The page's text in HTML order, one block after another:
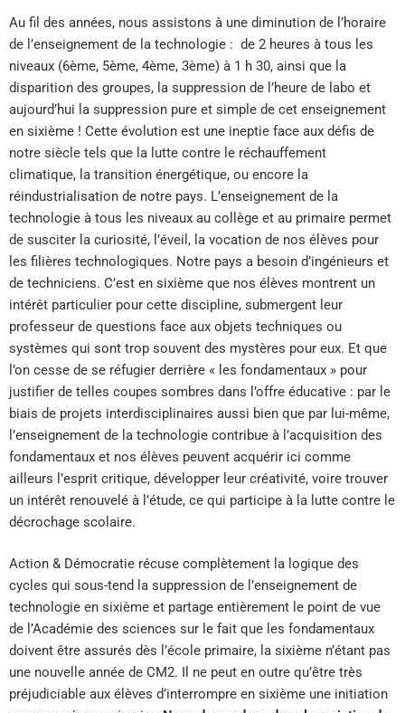
Au fil des années, nous assistons à une diminution de l’horaire
de l’enseignement de la technologie : de 2 heures à tous les
niveaux (6ème, 5ème, 4ème, 3ème) à 1 h 30, ainsi que la
disparition des groupes, la suppression de l’heure de labo et
aujourd’hui la suppression pure et simple de cet enseignement
en sixième ! Cette évolution est une ineptie face aux défis de
notre siècle tels que la lutte contre le réchauffement
climatique, la transition énergétique, ou encore la
réindustrialisation de notre pays. L’enseignement de la
technologie à tous les niveaux au collège et au primaire permet
de susciter la curiosité, l’éveil, la vocation de nos élèves pour
les filières technologiques. Notre pays a besoin d’ingénieurs et
de techniciens. C’est en sixième que nos élèves montrent un
intérêt particulier pour cette discipline, submergent leur
professeur de questions face aux objets techniques ou
systèmes qui sont trop souvent des mystères pour eux. Et que
l’on cesse de se réfugier derrière « les fondamentaux » pour
justifier de telles coupes sombres dans l’offre éducative : par le
biais de projets interdisciplinaires aussi bien que par lui-même,
l’enseignement de la technologie contribue à l’acquisition des
fondamentaux et nos élèves peuvent acquérir ici comme
ailleurs l’esprit critique, développer leur créativité, voire trouver
un intérêt renouvelé à l’étude, ce qui participe à la lutte contre le
décrochage scolaire.
Action & Démocratie récuse complètement la logique des
cycles qui sous-tend la suppression de l’enseignement de
technologie en sixième et partage entièrement le point de vue
de l’Académie des sciences sur le fait que les fondamentaux
doivent être assurés dès l’école primaire, la sixième n’étant pas
une nouvelle année de CM2. Il ne peut en outre qu’être très
préjudiciable aux élèves d’interrompre en sixième une initiation